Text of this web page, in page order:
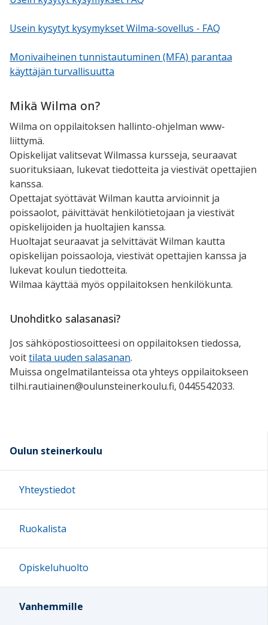
Usein kysytyt kysymykset Wilma-sovellus - FAQ
Monivaiheinen tunnistautuminen (MFA) parantaa
käyttäjän turvallisuutta
Mikä Wilma on?
Wilma on oppilaitoksen hallinto-ohjelman www-
liittymä.
Opiskelijat valitsevat Wilmassa kursseja, seuraavat
suorituksiaan, lukevat tiedotteita ja viestivät opettajien
kanssa.
Opettajat syöttävät Wilman kautta arvioinnit ja
poissaolot, päivittävät henkilötietojaan ja viestivät
opiskelijoiden ja huoltajien kanssa.
Huoltajat seuraavat ja selvittävät Wilman kautta
opiskelijan poissaoloja, viestivät opettajien kanssa ja
lukevat koulun tiedotteita.
Wilmaa käyttää myös oppilaitoksen henkilökunta.
Unohditko salasanasi?
Jos sähköpostiosoitteesi on oppilaitoksen tiedossa,
voittilata uuden salasanan.
Muissa ongelmatilanteissa ota yhteys oppilaitokseen
tilhi.rautiainen@oulunsteinerkoulu.fi, 0445542033.
Oulun steinerkoulu
Yhteystiedot
Ruokalista
Opiskeluhuolto
Vanhemmille